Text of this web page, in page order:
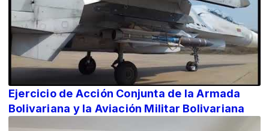
Ejercicio de Acción Conjunta de la Armada
Bolivariana y la Aviación Militar Bolivariana